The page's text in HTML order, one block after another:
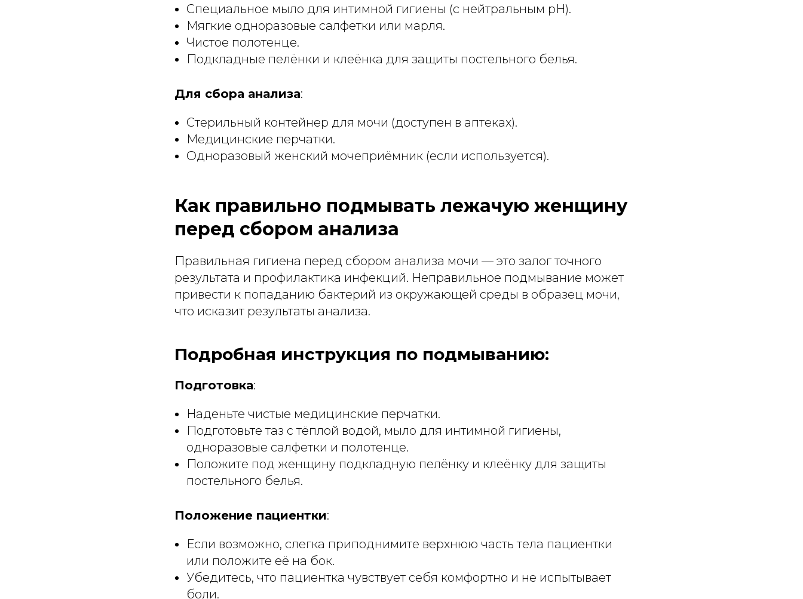
Специальное мыло для интимной гигиены (с нейтральным pH).
Мягкие одноразовые салфетки или марля.
Чистое полотенце.
Подкладные пелёнки и клеёнка для защиты постельного белья.
Для сбора анализа:
Стерильный контейнер для мочи (доступен в аптеках).
Медицинские перчатки.
Одноразовый женский мочеприёмник (если используется).
Как правильно подмывать лежачую женщину
перед сбором анализа
Правильная гигиена перед сбором анализа мочи — это залог точного
результата и профилактика инфекций. Неправильное подмывание может
привести к попаданию бактерий из окружающей среды в образец мочи,
что исказит результаты анализа.
Подробная инструкция по подмыванию:
Подготовка:
Наденьте чистые медицинские перчатки.
Подготовьте таз с тёплой водой, мыло для интимной гигиены,
одноразовые салфетки и полотенце.
Положите под женщину подкладную пелёнку и клеёнку для защиты
постельного белья.
Положение пациентки:
Если возможно, слегка приподнимите верхнюю часть тела пациентки
или положите её на бок.
Убедитесь, что пациентка чувствует себя комфортно и не испытывает
боли.